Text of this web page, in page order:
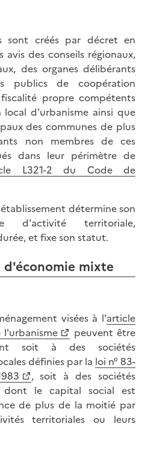
sont créés par décret en
avis des conseils régionaux,
des organes délibérants
publics de coopération
propre compétents
d'urbanisme ainsi que
des communes de plus
non membres de ces
dans leur périmètre de
L321-2 du Code de
détermine son
d'activité territoriale,
et fixe son statut.
d'économie mixte
visées à l'article
peuvent être
soit à des sociétés
définies par la loi n° 83-
, soit à des sociétés
dont le capital social est
de plus de la moitié par
territoriales ou leurs